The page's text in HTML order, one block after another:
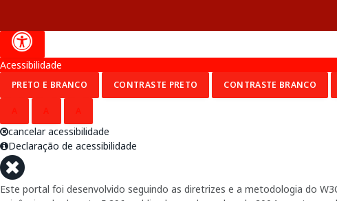
Acessibilidade
PRETO E BRANCO CONTRASTE PRETO CONTRASTE BRANCO
cancelar acessibilidade
Declaração de acessibilidade
Este portal foi desenvolvido seguindo as diretrizes e a metodologia do